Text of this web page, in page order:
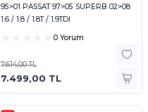
95>01 PASSAT 97>05 SUPERB 02>08
1.6 / 1.8 / 1.8T / 1.9TDI
0 Yorum
7.614,00 TL
7.499,00 TL